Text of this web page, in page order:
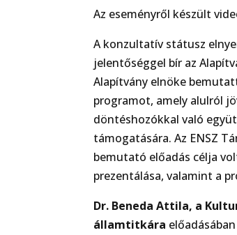
Az eseményről készült
A konzultatív státusz
jelentőséggel bír az
Alapítvány elnöke
programot, amely alulról
döntéshozókkal való
támogatására. Az ENSZ
bemutató előadás célja
prezentálása, valamint a
Dr. Beneda Attila, a
államtitkára